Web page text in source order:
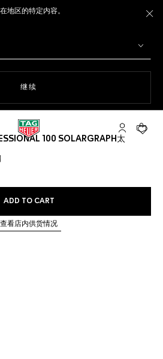
地区的特定内容。
继续
My TAG您的
100 SOLARGRAPH太
ADD TO CART
查看店内供货情况